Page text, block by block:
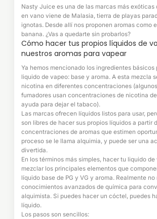
Nasty Juice es una de las marcas más exóticas
en vano viene de Malasia, tierra de playas
ignotas. Desde allí nos proponen aromas como
banana. ¿Vas a quedarte sin probarlos?
Cómo hacer tus propios líquidos de
nuestros aromas para vapear
Ya hemos mencionado los ingredientes básicos
liquido de vapeo: base y aroma. A esta mezcla
nicotina en diferentes concentraciones
fumadores usan concentraciones de nicotina
ayuda para dejar el tabaco).
Las marcas ofrecen líquidos listos para usar,
son libres de hacer sus propios líquidos a partir
concentraciones de aromas que estimen
proceso se le llama alquimia, y puede ser una
divertida.
En los términos más simples, hacer tu liquido
mezclar los principales elementos que
líquido base de PG y VG y aroma. Realmente
conocimientos avanzados de química para
alquimista. Si puedes hacer un cóctel, puedes
líquido.
Los pasos son sencillos: